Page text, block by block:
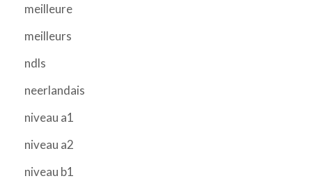
meilleure
meilleurs
ndls
neerlandais
niveau a1
niveau a2
niveau b1